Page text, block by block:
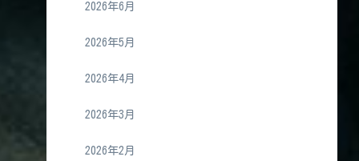
2026年6月
2026年5月
2026年4月
2026年3月
2026年2月